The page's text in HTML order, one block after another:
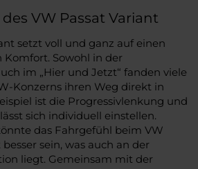
VW Passat Variant
setzt voll und ganz auf einen
Sowohl in der
im „Hier und Jetzt“ fanden viele
Konzerns ihren Weg direkt in
ist die Progressivlenkung und
sich individuell einstellen.
das Fahrgefühl beim VW
sein, was auch an der
liegt. Gemeinsam mit der